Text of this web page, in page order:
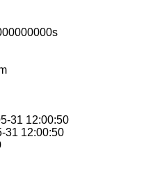
31 12:00:50
31 12:00:50